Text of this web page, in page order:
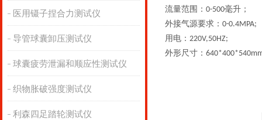
医用镊子捏合力测试仪
导管球囊卸压测试仪
球囊疲劳泄漏和顺应性测试仪
织物胀破强度测试仪
利森四足踏轮测试仪
流量范围： 0-500毫升；
外接气源要求： 0-0.4MPA;
用电： 220V,50HZ;
外形尺寸：